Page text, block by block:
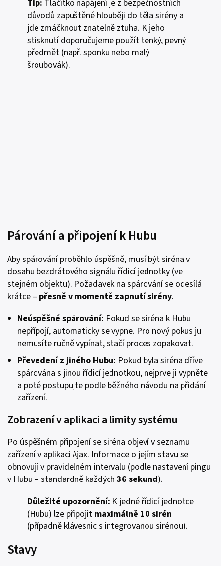
Tip: Tlačítko napájení je z bezpečnostních
důvodů zapuštěné hlouběji do těla sirény a
jde zmáčknout znatelně ztuha. K jeho
stisknutí doporučujeme použít tenký, pevný
předmět (např. sponku nebo malý
šroubovák).
Párování a připojení k Hubu
Aby spárování proběhlo úspěšně, musí být siréna v
dosahu bezdrátového signálu řídicí jednotky (ve
stejném objektu). Požadavek na spárování se odesílá
krátce – přesně v momentě zapnutí sirény.
Neúspěšné spárování: Pokud se siréna k Hubu
nepřípojí, automaticky se vypne. Pro nový pokus ju
nemusíte ručně vypínat, stačí proces zopakovat.
Převedení z jiného Hubu: Pokud byla siréna dříve
spárována s jinou řídicí jednotkou, nejprve ji vypněte
a poté postupujte podle běžného návodu na přidání
zařízení.
Zobrazení v aplikaci a limity systému
Po úspěšném připojení se siréna objeví v seznamu
zařízení v aplikaci Ajax. Informace o jejím stavu se
obnovují v pravidelném intervalu (podle nastavení pingu
v Hubu – standardně každých 36 sekund).
Důležité upozornění: K jedné řídicí jednotce
(Hubu) lze připojit maximálně 10 sirén
(případně klávesnic s integrovanou sirénou).
Stavy